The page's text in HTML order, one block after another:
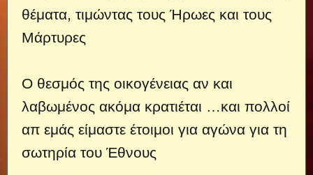
θέματα, τιμώντας τους Ήρωες και τους
Μάρτυρες
Ο θεσμός της οικογένειας αν και
λαβωμένος ακόμα κρατιέται …και πολλοί
απ εμάς είμαστε έτοιμοι για αγώνα για τη
σωτηρία του Έθνους